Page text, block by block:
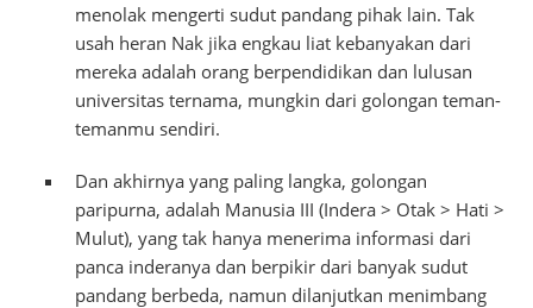
menolak mengerti sudut pandang pihak lain. Tak
usah heran Nak jika engkau liat kebanyakan dari
mereka adalah orang berpendidikan dan lulusan
universitas ternama, mungkin dari golongan teman-
temanmu sendiri.
Dan akhirnya yang paling langka, golongan
paripurna, adalah Manusia III (Indera > Otak > Hati >
Mulut), yang tak hanya menerima informasi dari
panca inderanya dan berpikir dari banyak sudut
pandang berbeda, namun dilanjutkan menimbang